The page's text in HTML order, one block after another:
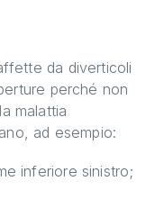
da diverticoli
perché non
malattia
ad esempio:
inferiore sinistro;